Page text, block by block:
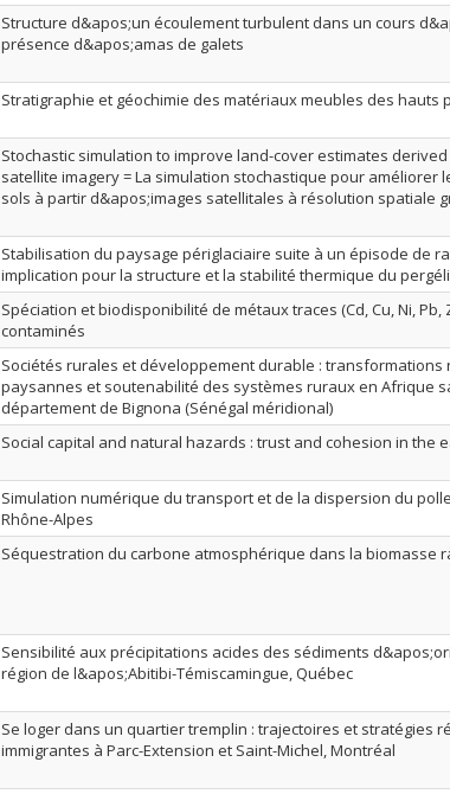
Structure d&apos;un écoulement turbulent dans un cours
présence d&apos;amas de galets
Stratigraphie et géochimie des matériaux meubles des hauts
Stochastic simulation to improve land-cover estimates
satellite imagery = La simulation stochastique pour améliorer
sols à partir d&apos;images satellitales à résolution spatiale
Stabilisation du paysage périglaciaire suite à un épisode de
implication pour la structure et la stabilité thermique du
Spéciation et biodisponibilité de métaux traces (Cd, Cu, Ni,
contaminés
Sociétés rurales et développement durable :
paysannes et soutenabilité des systèmes ruraux en Afrique
département de Bignona (Sénégal méridional)
Social capital and natural hazards : trust and cohesion in the
Simulation numérique du transport et de la dispersion du
Rhône-Alpes
Séquestration du carbone atmosphérique dans la biomasse
Sensibilité aux précipitations acides des sédiments
région de l&apos;Abitibi-Témiscamingue, Québec
Se loger dans un quartier tremplin : trajectoires et stratégies
immigrantes à Parc-Extension et Saint-Michel, Montréal